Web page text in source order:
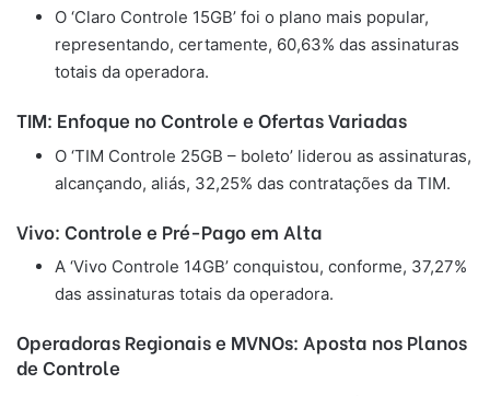
O ‘Claro Controle 15GB’ foi o plano mais popular,
representando, certamente, 60,63% das assinaturas
totais da operadora.
TIM: Enfoque no Controle e Ofertas Variadas
O ‘TIM Controle 25GB – boleto’ liderou as assinaturas,
alcançando, aliás, 32,25% das contratações da TIM.
Vivo: Controle e Pré-Pago em Alta
A ‘Vivo Controle 14GB’ conquistou, conforme, 37,27%
das assinaturas totais da operadora.
Operadoras Regionais e MVNOs: Aposta nos Planos
de Controle